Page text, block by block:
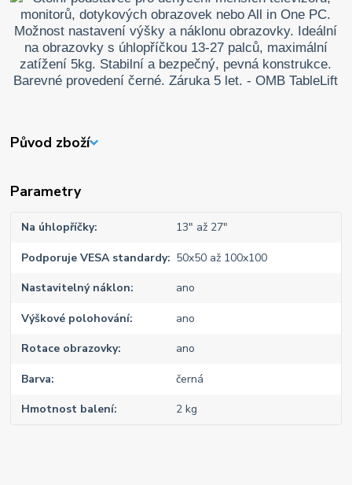
Původ zboží
Parametry
Na úhlopříčky 13" až 27"
Podporuje VESA standardy 50x50 až 100x100
Nastavitelný náklon ano
Výškové polohování ano
Rotace obrazovky ano
Barva černá
Hmotnost balení 2 kg